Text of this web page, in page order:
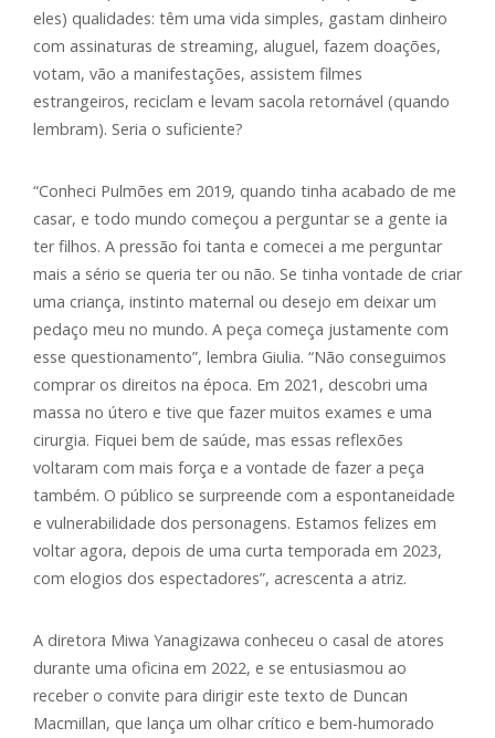
eles) qualidades: têm uma vida simples, gastam dinheiro
com assinaturas de streaming, aluguel, fazem doações,
votam, vão a manifestações, assistem filmes
estrangeiros, reciclam e levam sacola retornável (quando
lembram). Seria o suficiente?
“Conheci Pulmões em 2019, quando tinha acabado de me
casar, e todo mundo começou a perguntar se a gente ia
ter filhos. A pressão foi tanta e comecei a me perguntar
mais a sério se queria ter ou não. Se tinha vontade de criar
uma criança, instinto maternal ou desejo em deixar um
pedaço meu no mundo. A peça começa justamente com
esse questionamento”, lembra Giulia. “Não conseguimos
comprar os direitos na época. Em 2021, descobri uma
massa no útero e tive que fazer muitos exames e uma
cirurgia. Fiquei bem de saúde, mas essas reflexões
voltaram com mais força e a vontade de fazer a peça
também. O público se surpreende com a espontaneidade
e vulnerabilidade dos personagens. Estamos felizes em
voltar agora, depois de uma curta temporada em 2023,
com elogios dos espectadores”, acrescenta a atriz.
A diretora Miwa Yanagizawa conheceu o casal de atores
durante uma oficina em 2022, e se entusiasmou ao
receber o convite para dirigir este texto de Duncan
Macmillan, que lança um olhar crítico e bem-humorado